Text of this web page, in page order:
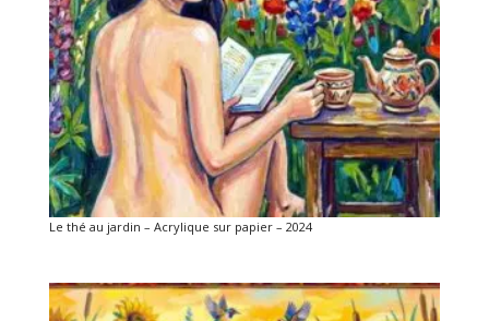
Le thé au jardin – Acrylique sur papier – 2024